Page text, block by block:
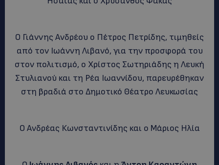
Ο Γιάννης Ανδρέου ο Πέτρος Πετρίδης, τιμηθείς
από τον Ιωάννη Λιβανό, για την προσφορά του
στον πολιτισμό, ο Χρίστος Σωτηριάδης η Λευκή
Στυλιανού και τη Ρέα Ιωαννίδου, παρευρέθηκαν
στη βραδιά στο Δημοτικό Θέατρο Λευκωσίας
Ο Ανδρέας Κωνσταντινίδης και ο Μάριος Ηλία